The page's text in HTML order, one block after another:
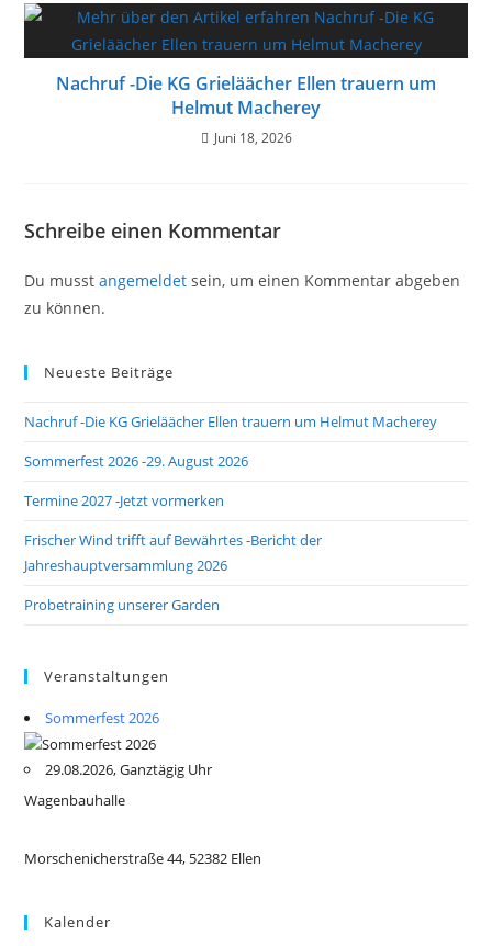
Nachruf -Die KG Grieläächer Ellen trauern um
Helmut Macherey
Juni 18, 2026
Schreibe einen Kommentar
Du musstangemeldet sein, um einen Kommentar abgeben
zu können.
Neueste Beiträge
Nachruf -Die KG Grieläächer Ellen trauern um Helmut Macherey
Sommerfest 2026 -29. August 2026
Termine 2027 -Jetzt vormerken
Frischer Wind trifft auf Bewährtes -Bericht der
Jahreshauptversammlung 2026
Probetraining unserer Garden
Veranstaltungen
Sommerfest 2026
29.08.2026, Ganztägig Uhr
Wagenbauhalle
Morschenicherstraße 44, 52382 Ellen
Kalender